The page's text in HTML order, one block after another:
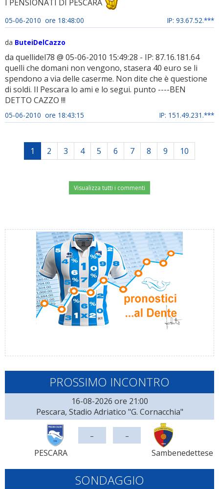
I PENSIONATI DI PESCARA
05-06-2010 ore 18:48:00 IP: 93.67.52.***
da ButeiDelCazzo
da quellidel78 @ 05-06-2010 15:49:28 - IP: 87.16.181.64
quelli che domani non vengono, stasera 40 euro se li
spendono a via delle caserme. Non dite che è questione
di soldi. Il Pescara lo ami e lo segui. punto ----BEN
DETTO CAZZO !!!
05-06-2010 ore 18:43:15 IP: 151.49.231.***
1 2 3 4 5 6 7 8 9 10
Visualizza tutti i commenti
PROSSIMO INCONTRO
16-08-2026 ore 21:00
Pescara, Stadio Adriatico "G. Cornacchia"
PESCARA
- -
Sambenedettese
SONDAGGIO